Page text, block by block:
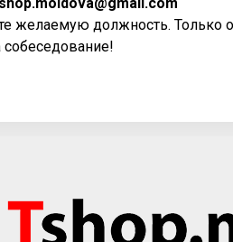
желаемую должность. Только